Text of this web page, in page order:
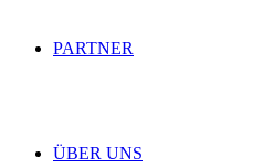
PARTNER
ÜBER UNS